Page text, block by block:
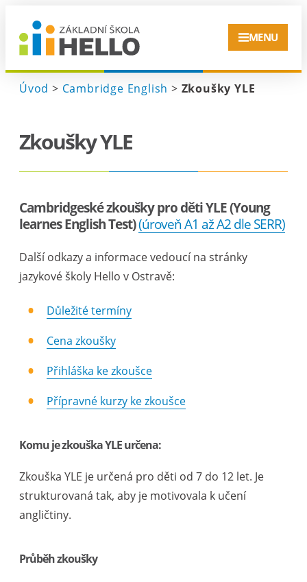
MENU
Úvod > Cambridge English > Zkoušky YLE
Zkoušky YLE
Cambridgeské zkoušky pro děti YLE (Young
learnes English Test)(úroveň A1 až A2 dle SERR)
Další odkazy a informace vedoucí na stránky
jazykové školy Hello v Ostravě:
Důležité termíny
Cena zkoušky
Přihláška ke zkoušce
Přípravné kurzy ke zkoušce
Komu je zkouška YLE určena:
Zkouška YLE je určená pro děti od 7 do 12 let. Je
strukturovaná tak, aby je motivovala k učení
angličtiny.
Průběh zkoušky